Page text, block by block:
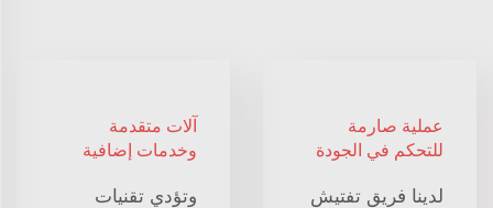
عملية صارمة
للتحكم في الجودة
لدينا فريق تفتيش
آلات متقدمة
وخدمات إضافية
وتؤدي تقنيات